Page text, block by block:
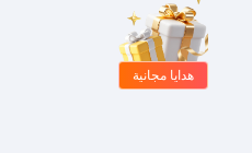
هدايا مجانية